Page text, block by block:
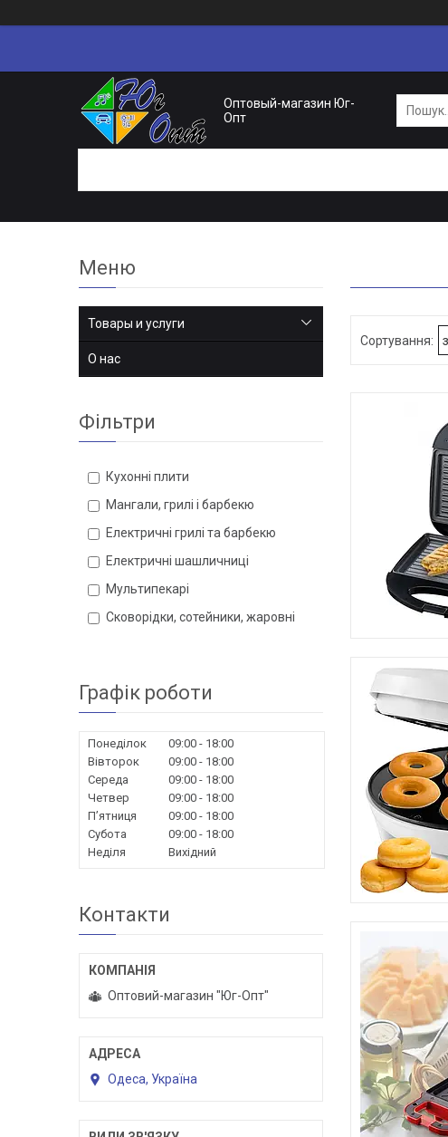
Оптовый-магазин Юг-
Опт
Товары и услуги
О нас
Фільтри
Кухонні плити
Мангали, грилі і барбекю
Електричні грилі та барбекю
Електричні шашличниці
Мультипекарі
Сковорідки, сотейники, жаровні
Графік роботи
Понеділок 09:00
18:00
Вівторок
09:00
18:00
Середа
09:00
18:00
Четвер
09:00
18:00
Пʼятниця
09:00
18:00
Субота
09:00
18:00
Неділя
Вихідний
Контакти
Оптовий-магазин "Юг-Опт"
Одеса, Україна